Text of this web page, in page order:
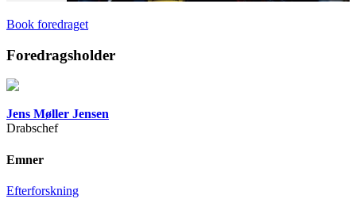
Book foredraget
Foredragsholder
Jens Møller Jensen
Drabschef
Emner
Efterforskning